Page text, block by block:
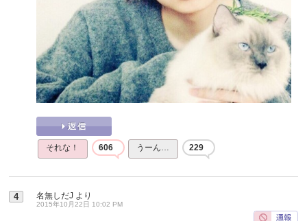
それな！ 606 うーん… 229
4 名無しだJ より
2015年10月22日 10:02 PM